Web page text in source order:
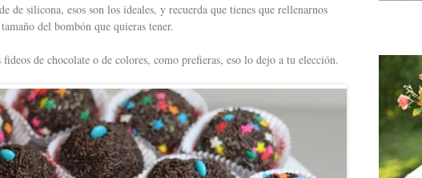
de silicona, esos son los ideales, y recuerda que tienes que rellenarnos
del bombón que quieras tener.
de chocolate o de colores, como prefieras, eso lo dejo a tu elección.